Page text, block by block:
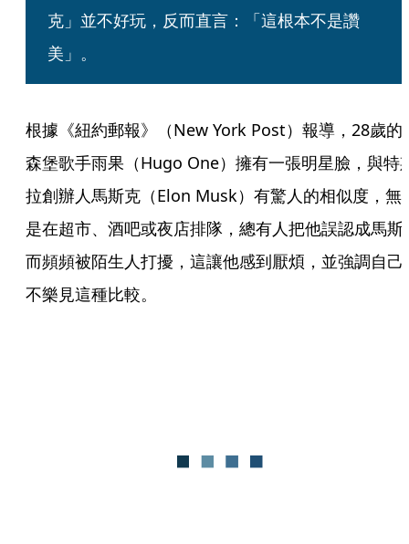
克」並不好玩，反而直言：「這根本不是讚
美」。
根據《紐約郵報》（New York Post）報導，28歲的
森堡歌手雨果（Hugo One）擁有一張明星臉，與特
拉創辦人馬斯克（Elon Musk）有驚人的相似度，無
是在超市、酒吧或夜店排隊，總有人把他誤認成馬斯
而頻頻被陌生人打擾，這讓他感到厭煩，並強調自己
不樂見這種比較。